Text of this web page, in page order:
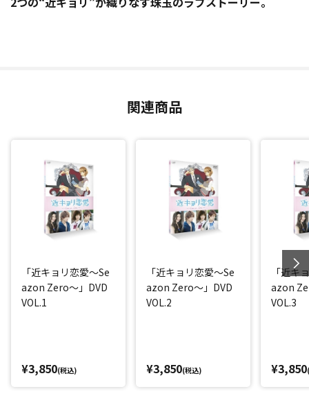
関連商品
「近キョリ恋愛～Se
azon Zero～」DVD
VOL.1
¥3,850(税込)
「近キョリ恋愛～Se
azon Zero～」DVD
VOL.2
¥3,850(税込)
「近キ
azon
VOL.3
¥3,850